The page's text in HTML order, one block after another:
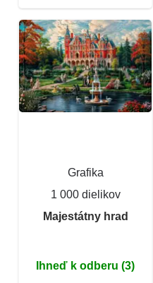
Grafika
1 000 dielikov
Majestátny hrad
Ihneď k odberu (3)